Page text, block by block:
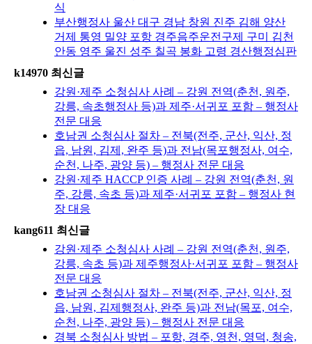
식
부산행정사 울산 대구 경남 창원 진주 김해 양산
거제 통영 밀양 포항 경주음주운전구제 구미 김천
안동 영주 울진 성주 칠곡 봉화 고령 경산행정심판
k14970 최신글
강원·제주 소청심사 사례 – 강원 전역(춘천, 원주,
강릉, 속초행정사 등)과 제주·서귀포 포함 – 행정사
전문 대응
호남권 소청심사 절차 – 전북(전주, 군산, 익산, 정
읍, 남원, 김제, 완주 등)과 전남(목포행정사, 여수,
순천, 나주, 광양 등) – 행정사 전문 대응
강원·제주 HACCP 인증 사례 – 강원 전역(춘천, 원
주, 강릉, 속초 등)과 제주·서귀포 포함 – 행정사 현
장 대응
kang611 최신글
강원·제주 소청심사 사례 – 강원 전역(춘천, 원주,
강릉, 속초 등)과 제주행정사·서귀포 포함 – 행정사
전문 대응
호남권 소청심사 절차 – 전북(전주, 군산, 익산, 정
읍, 남원, 김제행정사, 완주 등)과 전남(목포, 여수,
순천, 나주, 광양 등) – 행정사 전문 대응
경북 소청심사 방법 – 포항, 경주, 영천, 영덕, 청송,